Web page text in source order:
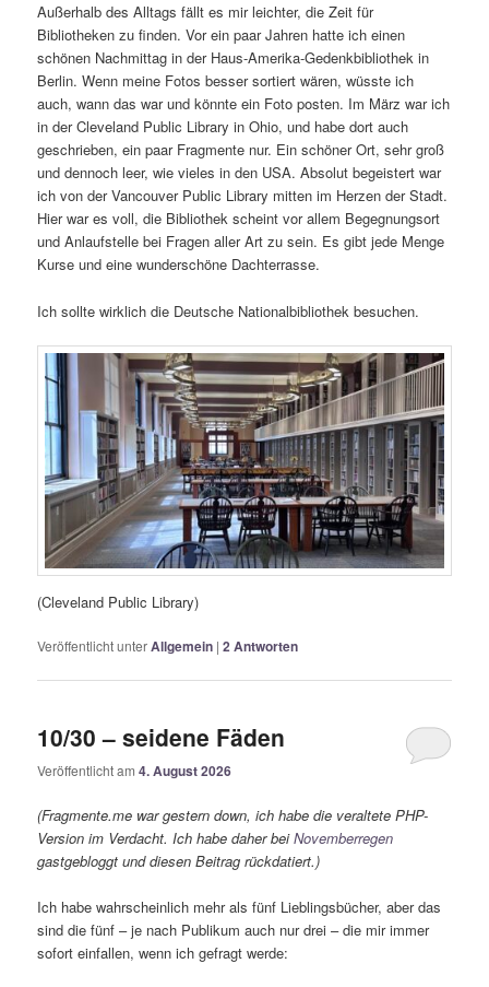
Außerhalb des Alltags fällt es mir leichter, die Zeit für
Bibliotheken zu finden. Vor ein paar Jahren hatte ich einen
schönen Nachmittag in der Haus-Amerika-Gedenkbibliothek in
Berlin. Wenn meine Fotos besser sortiert wären, wüsste ich
auch, wann das war und könnte ein Foto posten. Im März war ich
in der Cleveland Public Library in Ohio, und habe dort auch
geschrieben, ein paar Fragmente nur. Ein schöner Ort, sehr groß
und dennoch leer, wie vieles in den USA. Absolut begeistert war
ich von der Vancouver Public Library mitten im Herzen der Stadt.
Hier war es voll, die Bibliothek scheint vor allem Begegnungsort
und Anlaufstelle bei Fragen aller Art zu sein. Es gibt jede Menge
Kurse und eine wunderschöne Dachterrasse.
Ich sollte wirklich die Deutsche Nationalbibliothek besuchen.
(Cleveland Public Library)
Veröffentlicht unterAllgemein |2Antworten
10/30 – seidene Fäden
Veröffentlicht am4. August 2026
(Fragmente.me war gestern down, ich habe die veraltete PHP-
Version im Verdacht. Ich habe daher beiNovemberregen
gastgebloggt und diesen Beitrag rückdatiert.)
Ich habe wahrscheinlich mehr als fünf Lieblingsbücher, aber das
sind die fünf – je nach Publikum auch nur drei – die mir immer
sofort einfallen, wenn ich gefragt werde: